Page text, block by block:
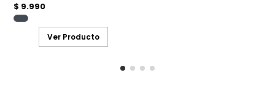
$ 9.990
Ver Producto